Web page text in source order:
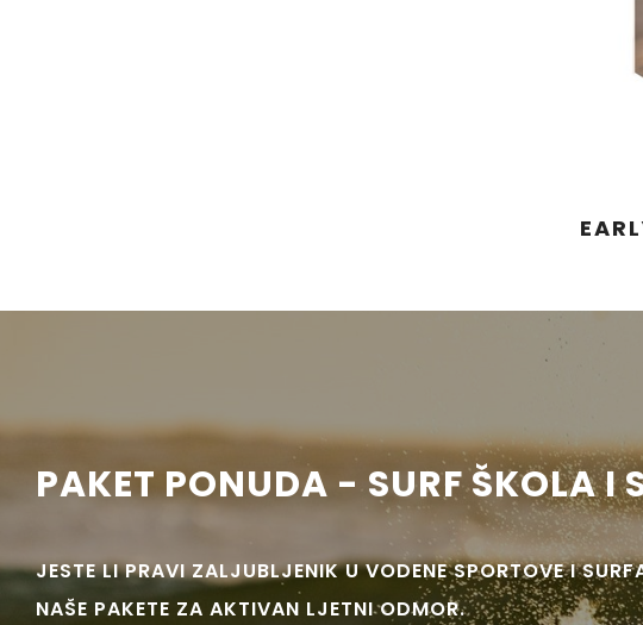
PAKET PONUDA - SURF ŠKOLA I
JESTE LI PRAVI ZALJUBLJENIK U VODENE SPORTOVE I
NAŠE PAKETE ZA AKTIVAN LJETNI ODMOR.